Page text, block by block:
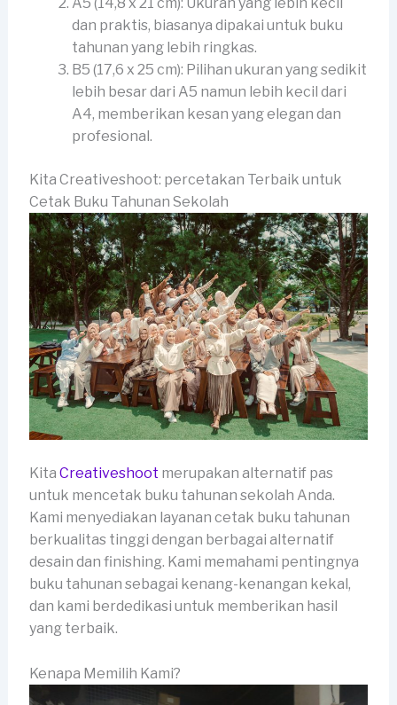
A5 (14,8 x 21 cm): Ukuran yang lebih kecil
dan praktis, biasanya dipakai untuk buku
tahunan yang lebih ringkas.
B5 (17,6 x 25 cm): Pilihan ukuran yang sedikit
lebih besar dari A5 namun lebih kecil dari
A4, memberikan kesan yang elegan dan
profesional.
Kita Creativeshoot: percetakan Terbaik untuk
Cetak Buku Tahunan Sekolah
Kita Creativeshoot merupakan alternatif pas
untuk mencetak buku tahunan sekolah Anda.
Kami menyediakan layanan cetak buku tahunan
berkualitas tinggi dengan berbagai alternatif
desain dan finishing. Kami memahami pentingnya
buku tahunan sebagai kenang-kenangan kekal,
dan kami berdedikasi untuk memberikan hasil
yang terbaik.
Kenapa Memilih Kami?